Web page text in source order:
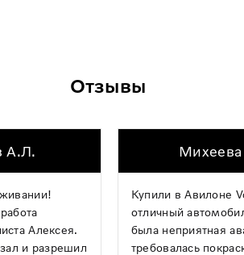
Отзывы
А.Л.
Алексея.
и разрешил
Купили в Авилоне
отличный
была неприятная
требовалась